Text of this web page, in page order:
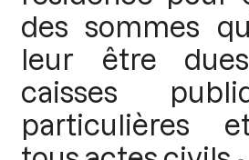
des sommes
leur être
caisses
particulières